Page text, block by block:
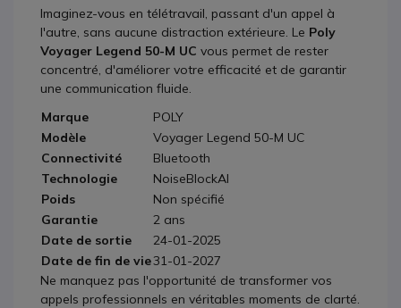
Imaginez-vous en télétravail, passant d'un appel à
l'autre, sans aucune distraction extérieure. Le Poly
Voyager Legend 50-M UC vous permet de rester
concentré, d'améliorer votre efficacité et de garantir
une communication fluide.
Marque
POLY
Modèle
Voyager Legend 50-M UC
Connectivité
Bluetooth
Technologie
NoiseBlockAI
Poids
Non spécifié
Garantie
2 ans
Date de sortie
24-01-2025
Date de fin de vie31-01-2027
Ne manquez pas l'opportunité de transformer vos
appels professionnels en véritables moments de clarté.